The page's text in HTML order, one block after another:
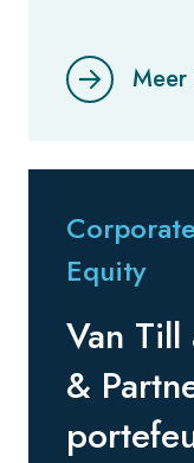
Equity
Van Till
&